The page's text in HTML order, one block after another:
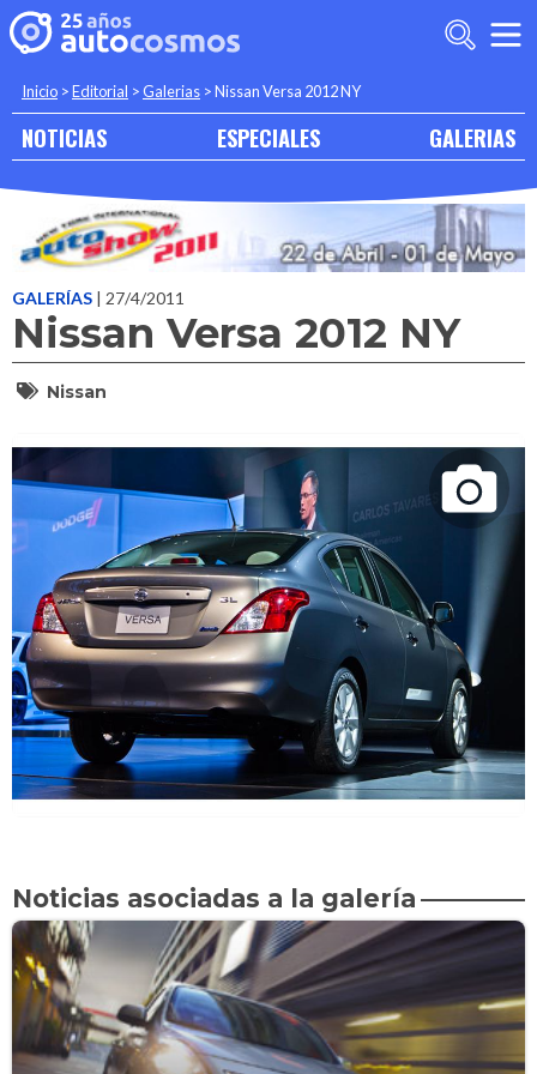
Inicio >Editorial >Galerias >Nissan Versa 2012 NY
NOTICIAS ESPECIALES GALERIAS
GALERÍAS | 27/4/2011
Nissan Versa 2012 NY
Nissan
Noticias asociadas a la galería